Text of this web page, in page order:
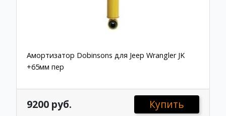
Амортизатор Dobinsons для Jeep Wrangler JK
+65мм пер
9200 руб. Купить